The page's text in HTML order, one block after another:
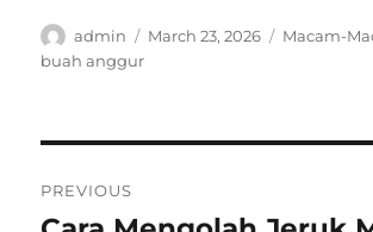
Author
admin
Posted
March 23, 2026 Categories
Macam-
buah anggur
navigation
PREVIOUS
Previous